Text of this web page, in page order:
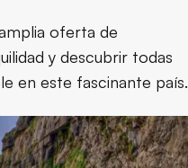
oferta de
y descubrir todas
en este fascinante país.